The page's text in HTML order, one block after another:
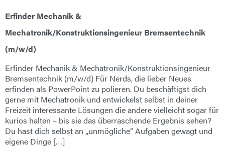
Firmenname
E-Mail
Anschrift
Nachricht
Erfinder Mechanik &
Mechatronik/Konstruktionsingenieur Bremsentechnik
(m/w/d)
Erfinder Mechanik & Mechatronik/Konstruktionsingenieur
Bremsentechnik (m/w/d) Für Nerds, die lieber Neues
erfinden als PowerPoint zu polieren. Du beschäftigst dich
gerne mit Mechatronik und entwickelst selbst in deiner
Freizeit interessante Lösungen die andere vielleicht sogar für
kurios halten – bis sie das überraschende Ergebnis sehen?
Du hast dich selbst an „unmögliche“ Aufgaben gewagt und
eigene Dinge […]